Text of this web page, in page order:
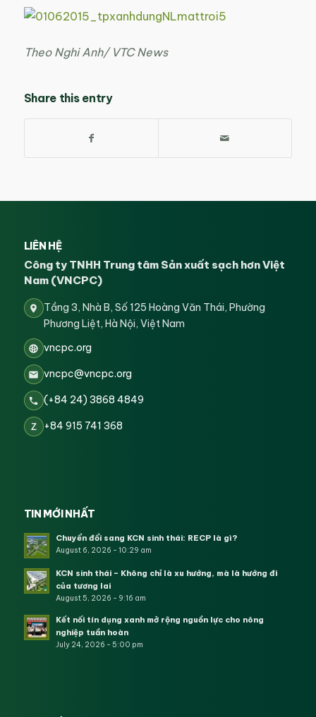
Theo Nghi Anh/ VTC News
Share this entry
LIÊN HỆ
Công ty TNHH Trung tâm Sản xuất sạch hơn Việt
Nam (VNCPC)
Tầng 3, Nhà B, Số 125 Hoàng Văn Thái, Phường
Phương Liệt, Hà Nội, Việt Nam
vncpc.org
vncpc@vncpc.org
(+84 24) 3868 4849
Z +84 915 741 368
TIN MỚI NHẤT
Chuyển đổi sang KCN sinh thái: RECP là gì?
August 6, 2026 - 10:29 am
KCN sinh thái – Không chỉ là xu hướng, mà là hướng đi
của tương lai
August 5, 2026 - 9:16 am
Kết nối tín dụng xanh mở rộng nguồn lực cho nông
nghiệp tuần hoàn
July 24, 2026 - 5:00 pm